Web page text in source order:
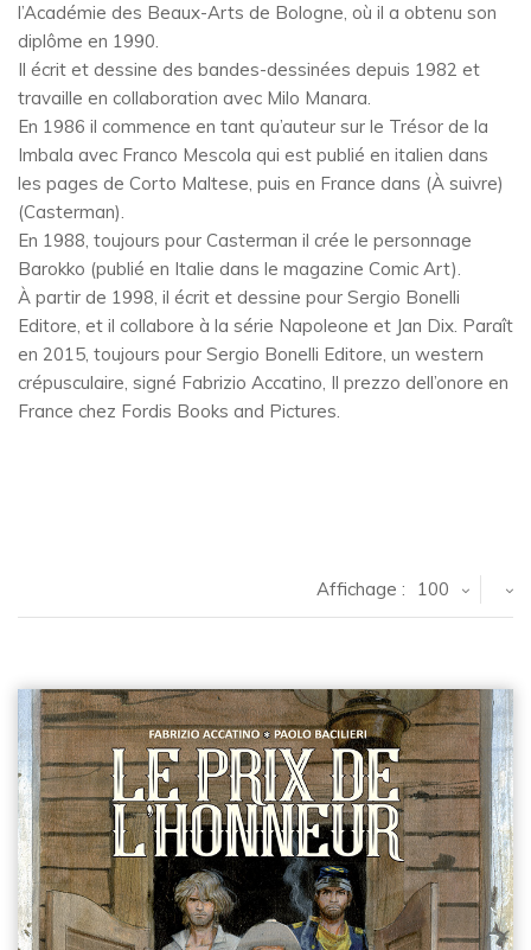
l’Académie des Beaux-Arts de Bologne, où il a obtenu son
diplôme en 1990.
Il écrit et dessine des bandes-dessinées depuis 1982 et
travaille en collaboration avec Milo Manara.
En 1986 il commence en tant qu’auteur sur le Trésor de la
Imbala avec Franco Mescola qui est publié en italien dans
les pages de Corto Maltese, puis en France dans (À suivre)
(Casterman).
En 1988, toujours pour Casterman il crée le personnage
Barokko (publié en Italie dans le magazine Comic Art).
À partir de 1998, il écrit et dessine pour Sergio Bonelli
Editore, et il collabore à la série Napoleone et Jan Dix. Paraît
en 2015, toujours pour Sergio Bonelli Editore, un western
crépusculaire, signé Fabrizio Accatino, Il prezzo dell’onore en
France chez Fordis Books and Pictures.
Affichage : 100